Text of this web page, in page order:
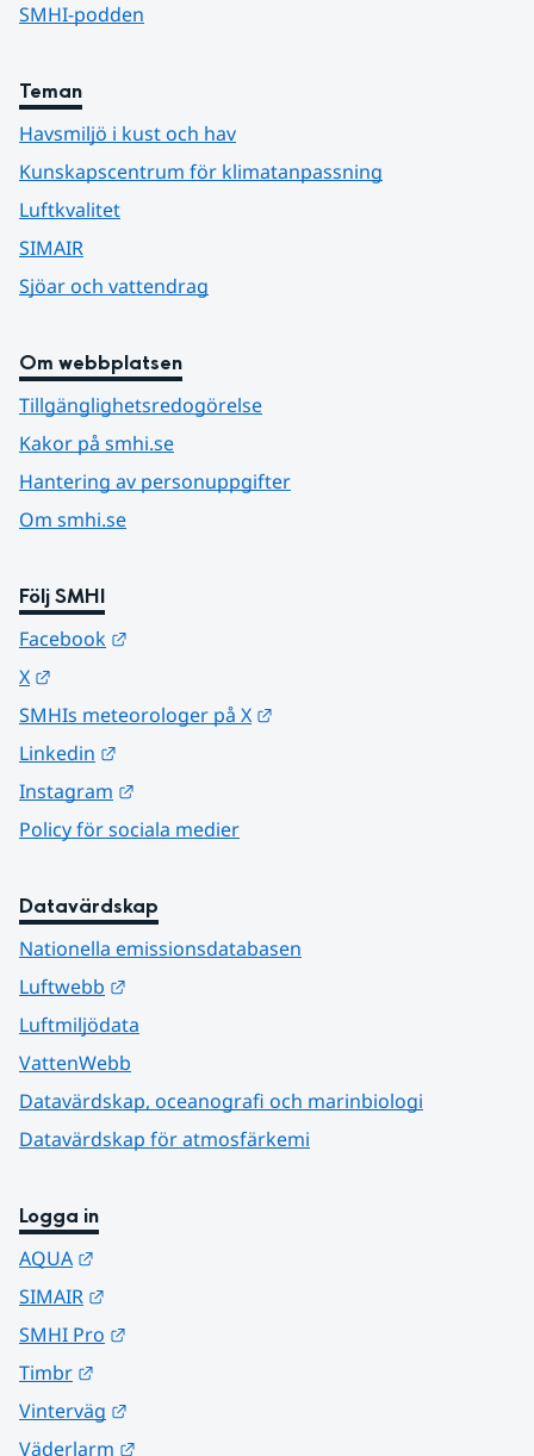
SMHI-podden
Teman
Havsmiljö i kust och hav
Kunskapscentrum för klimatanpassning
Luftkvalitet
SIMAIR
Sjöar och vattendrag
Om webbplatsen
Tillgänglighetsredogörelse
Kakor på smhi.se
Hantering av personuppgifter
Om smhi.se
Följ SMHI
Facebook
X
SMHIs meteorologer på X
Linkedin
Instagram
Policy för sociala medier
Datavärdskap
Nationella emissionsdatabasen
Luftwebb
Luftmiljödata
VattenWebb
Datavärdskap, oceanografi och marinbiologi
Datavärdskap för atmosfärkemi
Logga in
AQUA
SIMAIR
SMHI Pro
Timbr
Vinterväg
Väderlarm